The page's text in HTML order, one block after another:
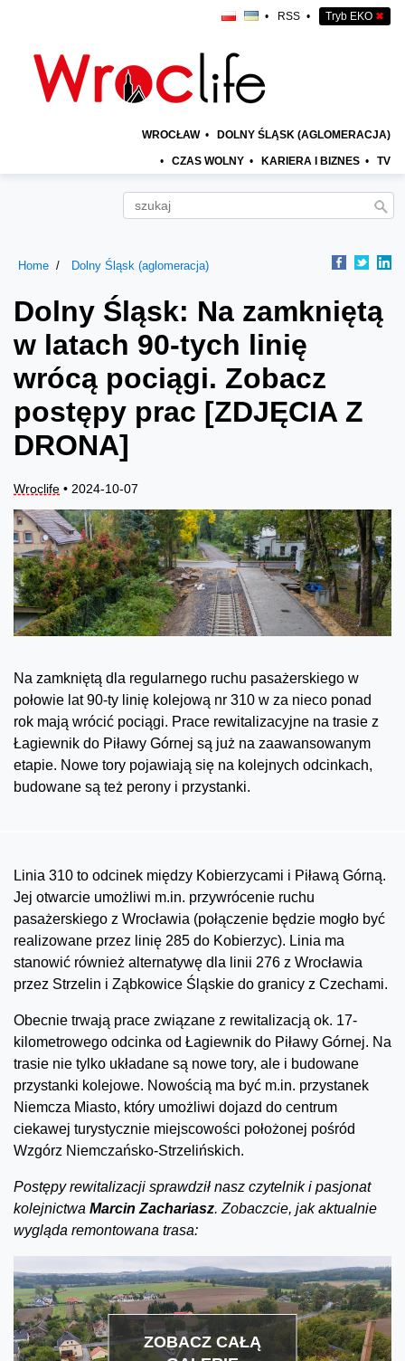
• RSS • Tryb EKO ✖
WROCŁAW • DOLNY ŚLĄSK (AGLOMERACJA)
• CZAS WOLNY • KARIERA I BIZNES • TV
Home Dolny Śląsk (aglomeracja)
Dolny Śląsk: Na zamkniętą
w latach 90-tych linię
wrócą pociągi. Zobacz
postępy prac [ZDJĘCIA Z
DRONA]
Wroclife • 2024-10-07
Na zamkniętą dla regularnego ruchu pasażerskiego w
połowie lat 90-ty linię kolejową nr 310 w za nieco ponad
rok mają wrócić pociągi. Prace rewitalizacyjne na trasie z
Łagiewnik do Piławy Górnej są już na zaawansowanym
etapie. Nowe tory pojawiają się na kolejnych odcinkach,
budowane są też perony i przystanki.
Linia 310 to odcinek między Kobierzycami i Piławą Górną.
Jej otwarcie umożliwi m.in. przywrócenie ruchu
pasażerskiego z Wrocławia (połączenie będzie mogło być
realizowane przez linię 285 do Kobierzyc). Linia ma
stanowić również alternatywę dla linii 276 z Wrocławia
przez Strzelin i Ząbkowice Śląskie do granicy z Czechami.
Obecnie trwają prace związane z rewitalizacją ok. 17-
kilometrowego odcinka od Łagiewnik do Piławy Górnej. Na
trasie nie tylko układane są nowe tory, ale i budowane
przystanki kolejowe. Nowością ma być m.in. przystanek
Niemcza Miasto, który umożliwi dojazd do centrum
ciekawej turystycznie miejscowości położonej pośród
Wzgórz Niemczańsko-Strzelińskich.
Postępy rewitalizacji sprawdził nasz czytelnik i pasjonat
kolejnictwa Marcin Zachariasz. Zobaczcie, jak aktualnie
wygląda remontowana trasa:
ZOBACZ CAŁĄ